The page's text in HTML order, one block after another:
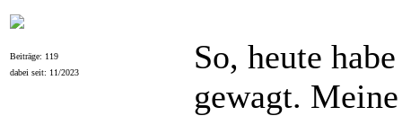
Beiträge: 119
dabei seit: 11/2023
So, heute
gewagt.